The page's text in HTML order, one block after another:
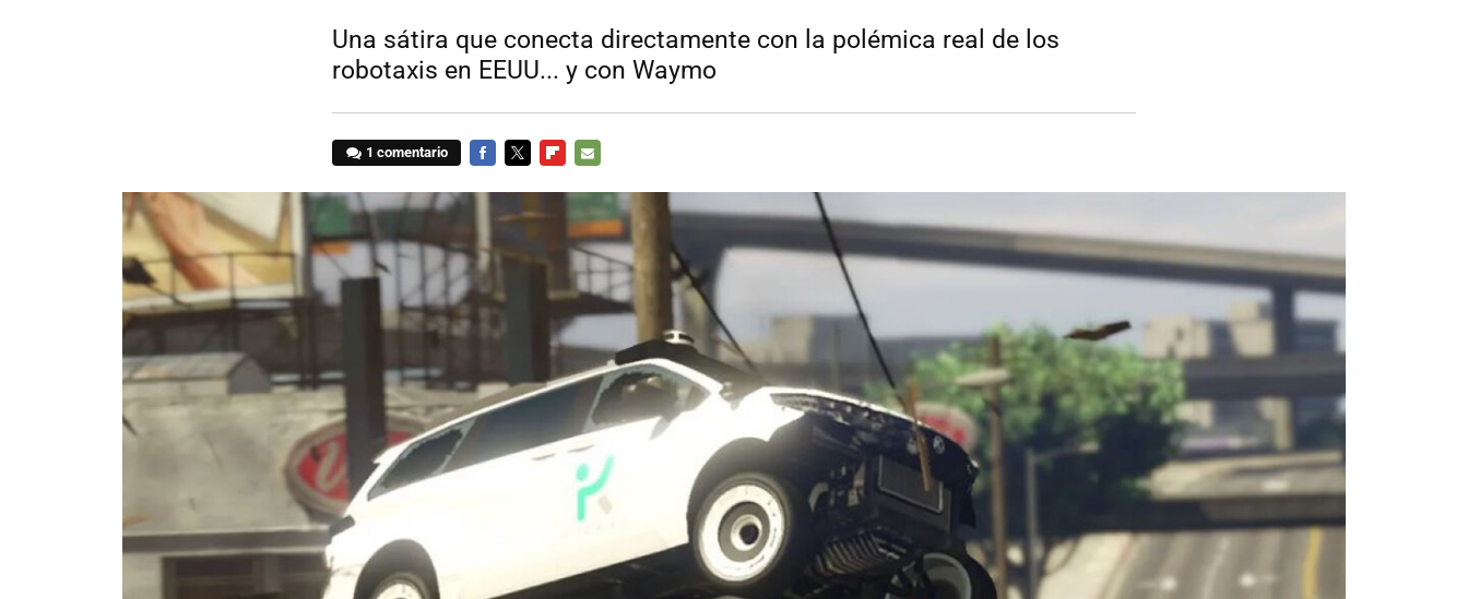
Una sátira que conecta directamente con la polémica real de los
robotaxis en EEUU... y con Waymo
1 comentario
MAIL